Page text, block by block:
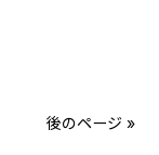
後のページ »